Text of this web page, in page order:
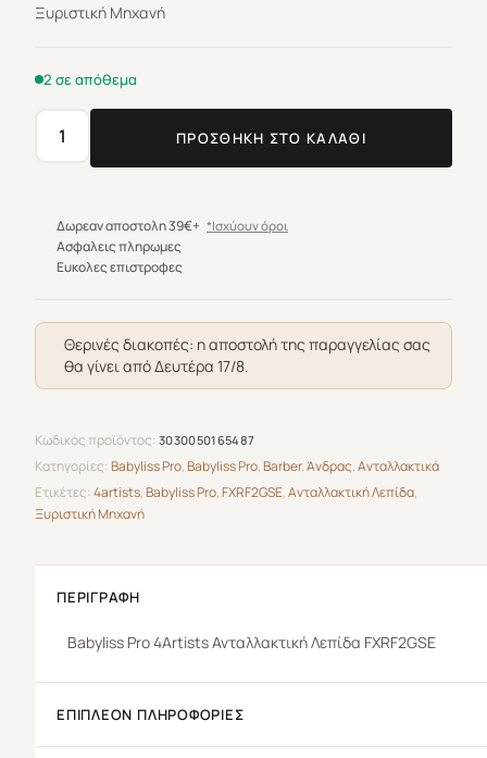
Ξυριστική Μηχανή
2 σε απόθεμα
Babyliss
Ανταλλακτική
Λεπίδα
FXRF2GSE
ΠΡΟΣΘΉΚΗ ΣΤΟ ΚΑΛΆΘΙ
Δωρεαν αποστολη 39€+ *Ισχύουν όροι
Ασφαλεις πληρωμες
Ευκολες επιστροφες
Θερινές διακοπές: η αποστολή της παραγγελίας σας
θα γίνει από Δευτέρα 17/8.
Κωδικός προϊόντος: 3030050165487
Κατηγορίες:Babyliss Pro,Babyliss Pro,Barber,Άνδρας,Ανταλλακτικά
Ετικέτες:4artists,Babyliss Pro,FXRF2GSE,Ανταλλακτική Λεπίδα,
Ξυριστική Μηχανή
ΠΕΡΙΓΡΑΦΉ
Babyliss Pro4Artists Ανταλλακτική Λεπίδα FXRF2GSE
ΕΠΙΠΛΈΟΝ ΠΛΗΡΟΦΟΡΊΕΣ